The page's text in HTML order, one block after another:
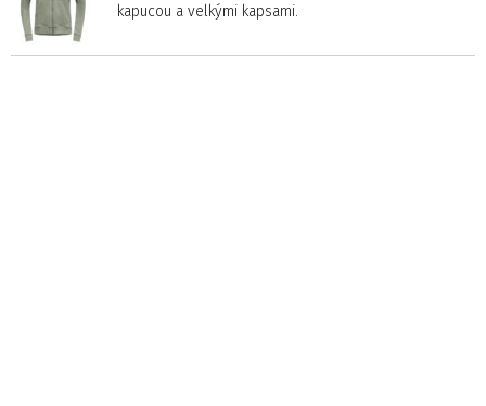
kapucou a velkými kapsami.